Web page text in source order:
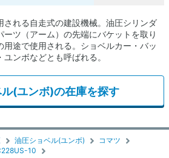
油圧ショベル(ユンボ)
コマツ
10
される自走式の建設機械。油圧シリンダ
ツ（アーム）の先端にバケットを取り
途で使用される。ショベルカー・バッ
ンボなどとも呼ばれる。
(ユンボ)の在庫を探す